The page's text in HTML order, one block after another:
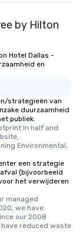
by Hilton
Hotel Dallas -
en
strategieën van
duurzaamheid
publiek.
in half and
Environmental,
een strategie
(bijvoorbeeld
het verwijderen
managed
we have
our 2008
reduced waste